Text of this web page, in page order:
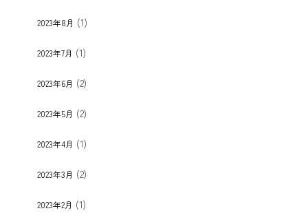
2023年8月 (1)
2023年7月 (1)
2023年6月 (2)
2023年5月 (2)
2023年4月 (1)
2023年3月 (2)
2023年2月 (1)